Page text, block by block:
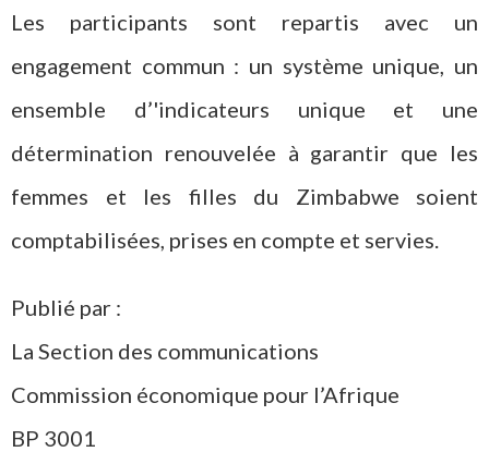
Les participants sont repartis avec un
engagement commun : un système unique, un
ensemble d’'indicateurs unique et une
détermination renouvelée à garantir que les
femmes et les filles du Zimbabwe soient
comptabilisées, prises en compte et servies.
Publié par :
La Section des communications
Commission économique pour l’Afrique
BP 3001